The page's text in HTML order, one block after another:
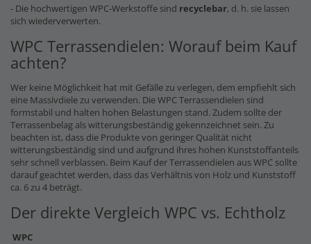
- Die hochwertigen WPC-Werkstoffe sind recyclebar, d. h. sie lassen
sich wiederverwerten.
WPC Terrassendielen: Worauf beim Kauf
achten?
Wer keine Möglichkeit hat mit Gefälle zu verlegen, dem empfiehlt sich
eine Massivdiele zu verwenden. Die WPC Terrassendielen sind
formstabil und halten hohen Belastungen stand. Zudem sollte der
Terrassenbelag als witterungsbeständig gekennzeichnet sein. Zu
beachten ist, dass die Produkte von geringer Qualität nicht
witterungsbeständig sind und aufgrund ihres hohen Kunststoffanteils
sehr schnell verblassen. Beim Kauf der Terrassendielen aus WPC sollte
darauf geachtet werden, dass das Verhältnis von Holz und Kunststoff
ca. 6 zu 4 beträgt.
Der direkte Vergleich WPC vs. Echtholz
WPC